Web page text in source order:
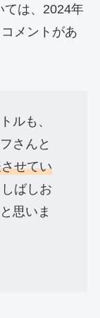
ては、2024年
メントがあ
ルも、
さんと
せてい
ばしお
思いま